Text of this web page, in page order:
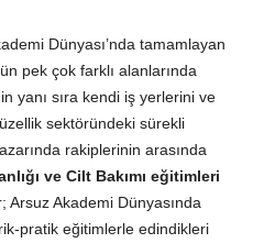
Dünyası’nda tamamlayan
pek çok farklı alanlarında
yanı sıra kendi iş yerlerini ve
sektöründeki sürekli
rakiplerinin arasında
ve Cilt Bakımı eğitimleri
Arsuz Akademi Dünyasında
pratik eğitimlerle edindikleri